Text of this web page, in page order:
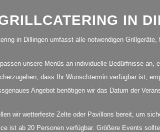
IN
in Dillingen umfasst alle notwendigen
unsere Menüs an individuelle Bedürfnisse an,
dass Ihr Wunschtermin verfügbar ist,
Angebot benötigen wir das Datum der
wir wetterfeste Zelte oder Pavillons bereit, um
ist ab 20 Personen verfügbar. Größere Events